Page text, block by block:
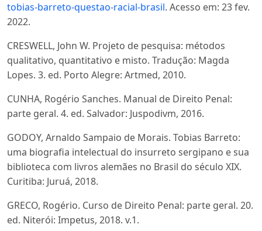
tobias-barreto-questao-racial-brasil. Acesso em: 23 fev.
2022.
CRESWELL, John W. Projeto de pesquisa: métodos
qualitativo, quantitativo e misto. Tradução: Magda
Lopes. 3. ed. Porto Alegre: Artmed, 2010.
CUNHA, Rogério Sanches. Manual de Direito Penal:
parte geral. 4. ed. Salvador: Juspodivm, 2016.
GODOY, Arnaldo Sampaio de Morais. Tobias Barreto:
uma biografia intelectual do insurreto sergipano e sua
biblioteca com livros alemães no Brasil do século XIX.
Curitiba: Juruá, 2018.
GRECO, Rogério. Curso de Direito Penal: parte geral. 20.
ed. Niterói: Impetus, 2018. v.1.